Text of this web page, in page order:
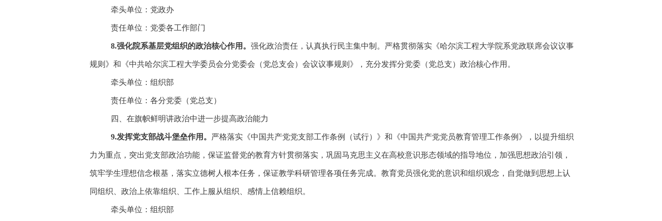
牵头单位：党政办
责任单位：党委各工作部门
8.强化院系基层党组织的政治核心作用。 强化政治责任，认真执行民主集中制。严格贯彻落实《哈尔滨工程大学院系党政联席会议议事
规则》和《中共哈尔滨工程大学委员会分党委会（党总支会）会议议事规则》，充分发挥分党委（党总支）政治核心作用。
牵头单位：组织部
责任单位：各分党委（党总支）
四、在旗帜鲜明讲政治中进一步提高政治能力
9.发挥党支部战斗堡垒作用。 严格落实《中国共产党党支部工作条例（试行）》和《中国共产党党员教育管理工作条例》，以提升组织
力为重点，突出党支部政治功能，保证监督党的教育方针贯彻落实，巩固马克思主义在高校意识形态领域的指导地位，加强思想政治引领，
筑牢学生理想信念根基，落实立德树人根本任务，保证教学科研管理各项任务完成。教育党员强化党的意识和组织观念，自觉做到思想上认
同组织、政治上依靠组织、工作上服从组织、感情上信赖组织。
牵头单位：组织部